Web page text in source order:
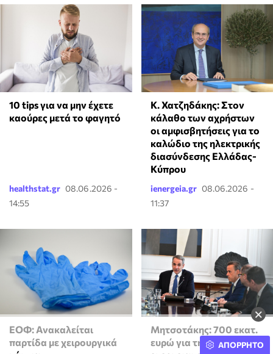
×
10 tips για να μην έχετε
καούρες μετά το φαγητό
healthstat.gr 08.06.2026 -
14:55
Κ. Χατζηδάκης: Στον
κάλαθο των αχρήστων
οι αμφισβητήσεις για το
καλώδιο της ηλεκτρικής
διασύνδεσης Ελλάδας-
Κύπρου
ienergeia.gr 08.06.2026 -
11:37
ΕΟΦ: Ανακαλείται
παρτίδα με χειρουργικά
Μητσοτάκης: 700 εκατ.
ευρώ για τη μείωση του
ΑΠΟΡΡΗΤΟ